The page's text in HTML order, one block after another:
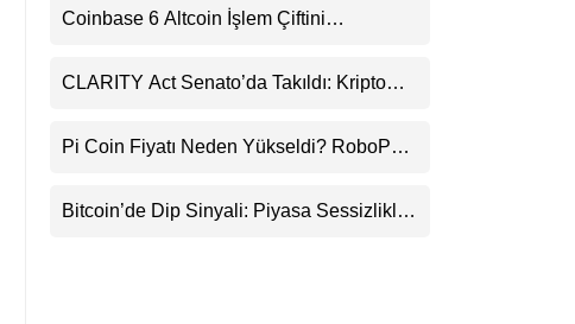
LinkedIn
Telegram
Uyarı
Coinbase 6 Altcoin İşlem Çiftini
CLARITY Act Senato’da Takıldı: Kripto
Pi Coin Fiyatı Neden Yükseldi? RoboPay
Destekledi
Bitcoin’de Dip Sinyali: Piyasa Sessizlikle